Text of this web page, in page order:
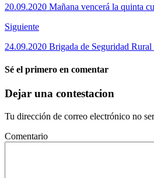
20.09.2020 Mañana vencerá la quinta
Siguiente
24.09.2020 Brigada de Seguridad
Sé el primero en comentar
Dejar una contestacion
Tu dirección de correo electrónico no
Comentario